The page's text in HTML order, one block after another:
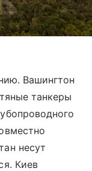
Вашингтон
танкеры
несут
Киев